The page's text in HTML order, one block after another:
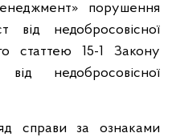
порушення
від недобросовісної
статтею 15-1 Закону
недобросовісної
за ознаками